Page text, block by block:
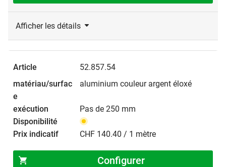
Afficher les détails
52.857.54
aluminium couleur argent éloxé
Pas de 250 mm
CHF 140.40 / 1 mètre
Configurer